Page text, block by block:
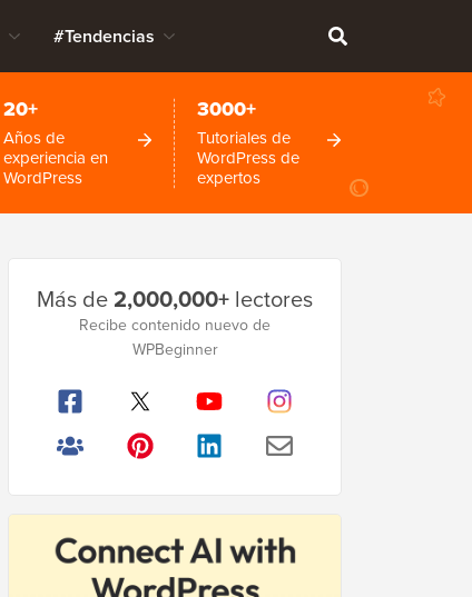
#Tendencias
20+
Años de
experiencia en
WordPress
3000+
Tutoriales de
WordPress de
expertos
lateral
Más de2,000,000+ lectores
Recibe contenido nuevo de
WPBeginner